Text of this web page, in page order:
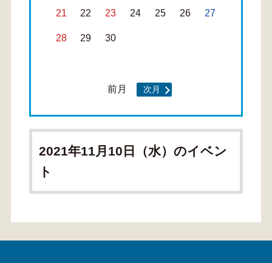
21 22 23 24 25 26 27
28 29 30
前月 次月
2021年11月10日（水）のイベン
ト